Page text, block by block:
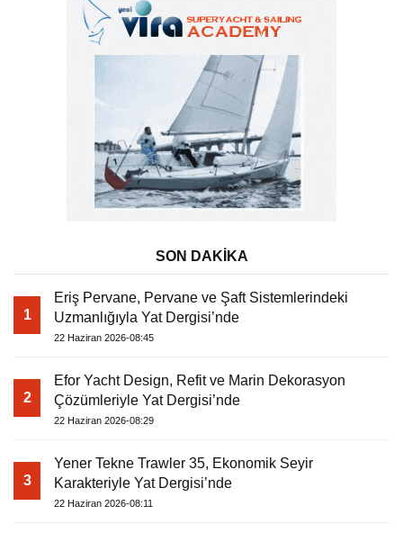
SON DAKİKA
1
Eriş Pervane, Pervane ve Şaft Sistemlerindeki
Uzmanlığıyla Yat Dergisi’nde
22 Haziran 2026-08:45
2
Efor Yacht Design, Refit ve Marin Dekorasyon
Çözümleriyle Yat Dergisi’nde
22 Haziran 2026-08:29
3
Yener Tekne Trawler 35, Ekonomik Seyir
Karakteriyle Yat Dergisi’nde
22 Haziran 2026-08:11